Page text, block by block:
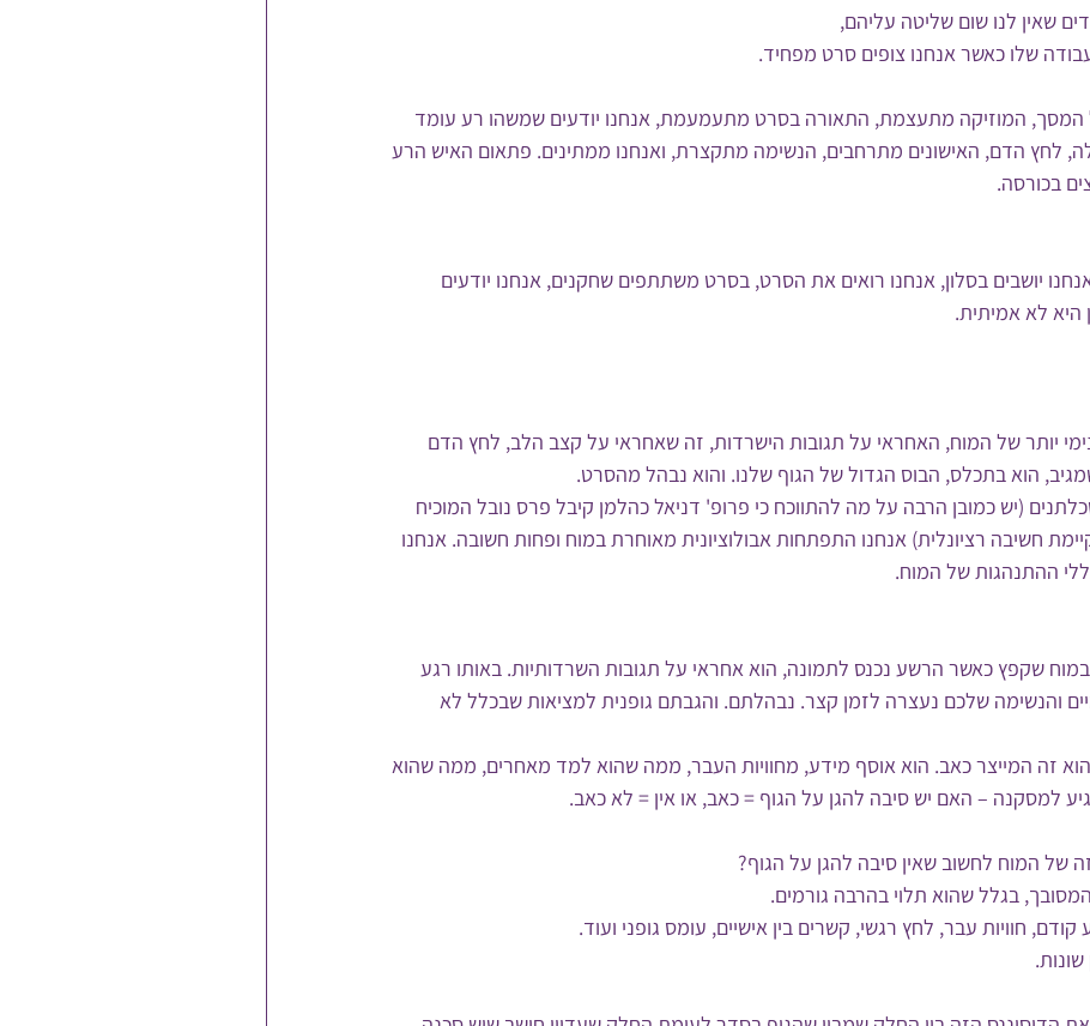
שאין לנו שום שליטה עליהם,
המסך, המוזיקה מתעצמת, התאורה בסרט מתעמעמת, אנחנו יודעים שמשהו רע עומד
לחץ הדם, האישונים מתרחבים, הנשימה מתקצרת, ואנחנו ממתינים. פתאום האיש הרע
בכורסה.
יושבים בסלון, אנחנו רואים את הסרט, בסרט משתתפים שחקנים, אנחנו יודעים
לא אמיתית.
יותר של המוח, האחראי על תגובות הישרדות, זה שאחראי על קצב הלב, לחץ הדם
הוא בתכלס, הבוס הגדול של הגוף שלנו. והוא נבהל מהסרט.
(יש כמובן הרבה על מה להתווכח כי פרופ' דניאל כהלמן קיבל פרס נובל המוכיח
חשיבה רציונלית) אנחנו התפתחות אבולוציונית מאוחרת במוח ופחות חשובה. אנחנו
ההתנהגות של המוח.
שקפץ כאשר הרשע נכנס לתמונה, הוא אחראי על תגובות השרדותיות. באותו רגע
והנשימה שלכם נעצרה לזמן קצר. נבהלתם. והגבתם גופנית למציאות שבכלל לא
זה המייצר כאב. הוא אוסף מידע, מחוויות העבר, ממה שהוא למד מאחרים, ממה שהוא
למסקנה – האם יש סיבה להגן על הגוף = כאב, או אין = לא כאב.
של המוח לחשוב שאין סיבה להגן על הגוף?
בגלל שהוא תלוי בהרבה גורמים.